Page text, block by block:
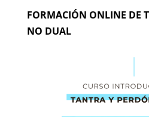
FORMACIÓN ONLINE DE
NO DUAL